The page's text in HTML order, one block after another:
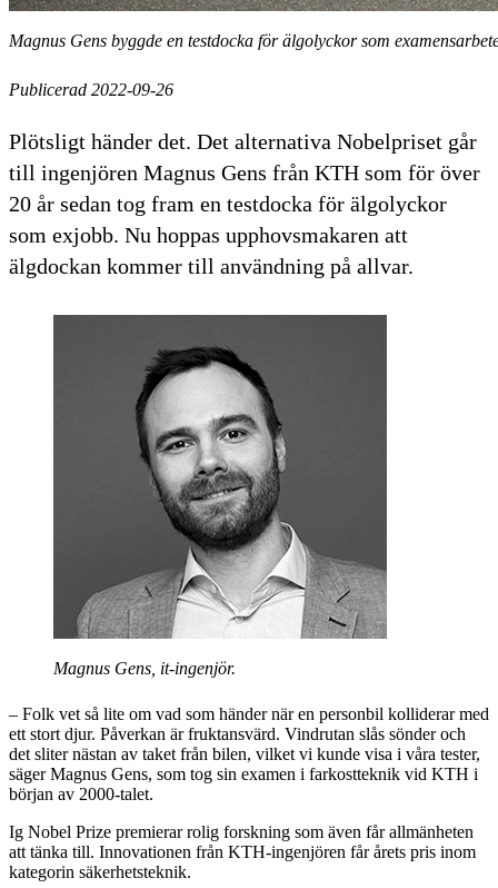
Magnus Gens byggde en testdocka för älgolyckor som
Publicerad 2022-09-26
Plötsligt händer det. Det alternativa Nobelpriset går
till ingenjören Magnus Gens från KTH som för över
20 år sedan tog fram en testdocka för älgolyckor
som exjobb. Nu hoppas upphovsmakaren att
älgdockan kommer till användning på allvar.
Magnus Gens, it-ingenjör.
– Folk vet så lite om vad som händer när en personbil kolliderar med
ett stort djur. Påverkan är fruktansvärd. Vindrutan slås sönder och
det sliter nästan av taket från bilen, vilket vi kunde visa i våra tester,
säger Magnus Gens, som tog sin examen i farkostteknik vid KTH i
början av 2000-talet.
Ig Nobel Prize premierar rolig forskning som även får allmänheten
att tänka till. Innovationen från KTH-ingenjören får årets pris inom
kategorin säkerhetsteknik.